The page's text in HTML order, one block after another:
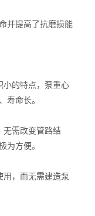
并提高了抗磨损能
的特点，泵重心
寿命长。
需改变管路结
为方便。
，而无需建造泵